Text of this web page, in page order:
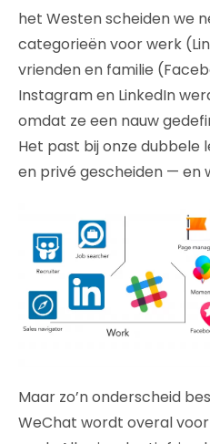
het Westen scheiden we
categorieën voor werk
vrienden en familie
Instagram en LinkedIn
omdat ze een nauw
Het past bij onze dubbele
en privé gescheiden — en
Maar zo’n onderscheid
WeChat wordt overal